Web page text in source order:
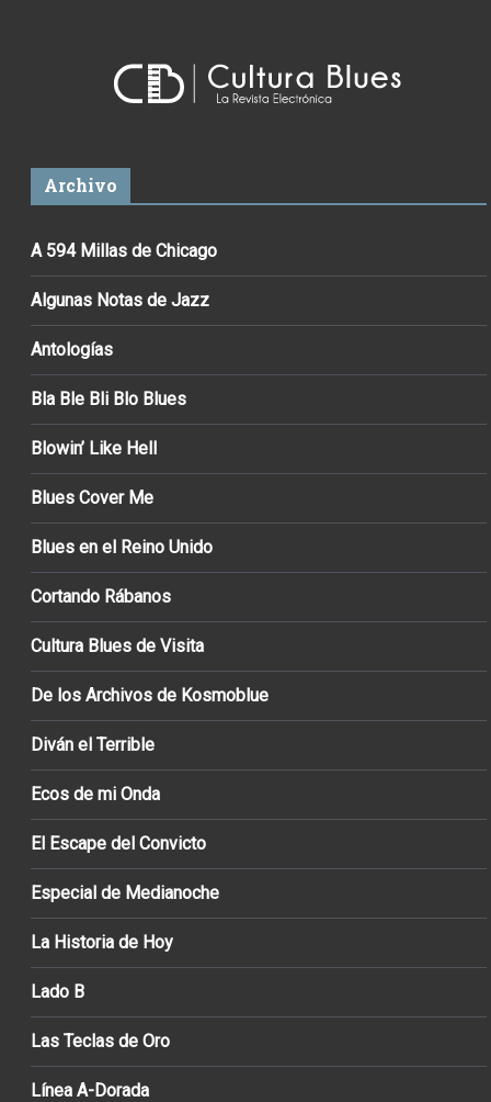
Archivo
A 594 Millas de Chicago
Algunas Notas de Jazz
Antologías
Bla Ble Bli Blo Blues
Blowin’ Like Hell
Blues Cover Me
Blues en el Reino Unido
Cortando Rábanos
Cultura Blues de Visita
De los Archivos de Kosmoblue
Diván el Terrible
Ecos de mi Onda
El Escape del Convicto
Especial de Medianoche
La Historia de Hoy
Lado B
Las Teclas de Oro
Línea A-Dorada